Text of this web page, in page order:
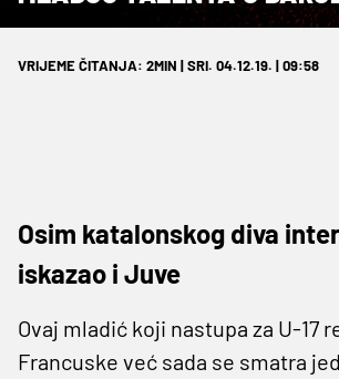
VRIJEME ČITANJA: 2MIN | SRI. 04.12.19. | 09:58
Osim katalonskog diva
iskazao i Juve
Ovaj mladić koji nastupa za U-17
Francuske već sada se smatra